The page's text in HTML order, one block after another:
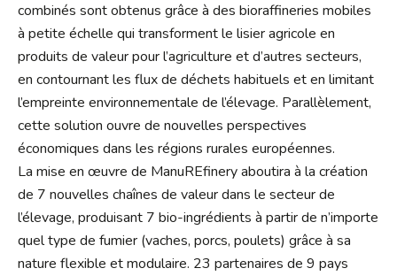
combinés sont obtenus grâce à des bioraffineries mobiles
à petite échelle qui transforment le lisier agricole en
produits de valeur pour l’agriculture et d’autres secteurs,
en contournant les flux de déchets habituels et en limitant
l’empreinte environnementale de l’élevage. Parallèlement,
cette solution ouvre de nouvelles perspectives
économiques dans les régions rurales européennes.
La mise en œuvre de ManuREfinery aboutira à la création
de 7 nouvelles chaînes de valeur dans le secteur de
l’élevage, produisant 7 bio-ingrédients à partir de n’importe
quel type de fumier (vaches, porcs, poulets) grâce à sa
nature flexible et modulaire. 23 partenaires de 9 pays